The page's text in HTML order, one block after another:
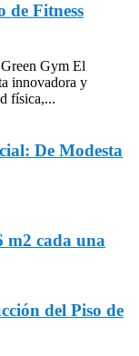
de Fitness
Gym El
innovadora y
física,...
De Modesta
cada una
del Piso de